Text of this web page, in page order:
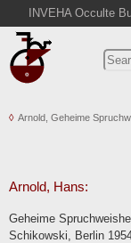
INVEHA Occulte
Home
Advanced Search
Cart
Contact
Arnold, Geheime
Arnold, Hans:
Geheime
Schikowski, Berlin